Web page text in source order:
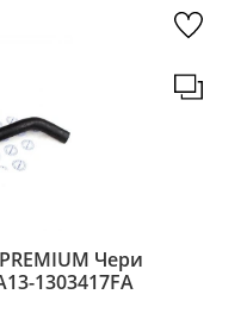
Чери
Chery Forza A13-1303417FA